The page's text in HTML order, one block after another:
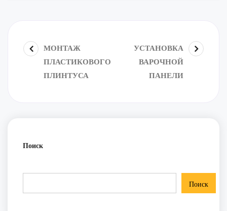
МОНТАЖ
ПЛАСТИКОВОГО
ПЛИНТУСА
УСТАНОВКА
ВАРОЧНОЙ
ПАНЕЛИ
Поиск
Поиск